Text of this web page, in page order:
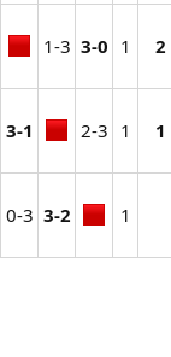
1-3​ 3-0 1​ 2
3-1 2-3​ 1​ 1
0-3​ 3-2 1​